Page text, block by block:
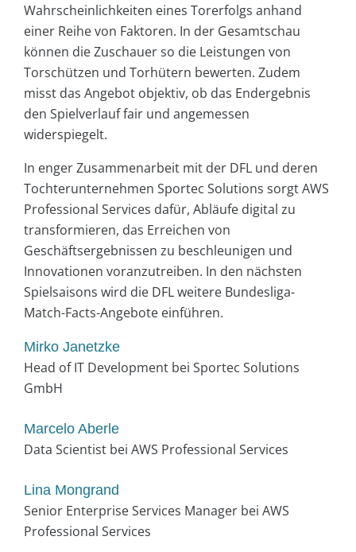
Wahrscheinlichkeiten eines Torerfolgs anhand
einer Reihe von Faktoren. In der Gesamtschau
können die Zuschauer so die Leistungen von
Torschützen und Torhütern bewerten. Zudem
misst das Angebot objektiv, ob das Endergebnis
den Spielverlauf fair und angemessen
widerspiegelt.
In enger Zusammenarbeit mit der DFL und deren
Tochterunternehmen Sportec Solutions sorgt AWS
Professional Services dafür, Abläufe digital zu
transformieren, das Erreichen von
Geschäftsergebnissen zu beschleunigen und
Innovationen voranzutreiben. In den nächsten
Spielsaisons wird die DFL weitere Bundesliga-
Match-Facts-Angebote einführen.
Mirko Janetzke
Head of IT Development bei Sportec Solutions
GmbH
Marcelo Aberle
Data Scientist bei AWS Professional Services
Lina Mongrand
Senior Enterprise Services Manager bei AWS
Professional Services